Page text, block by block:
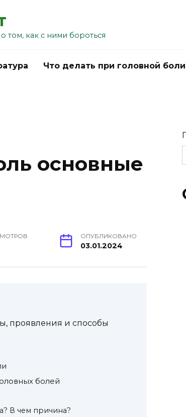
том, как с ними бороться
Что делать при головной боли
основные
ОПУБЛИКОВАНО
03.01.2024
проявления и способы
болей
В чем причина?